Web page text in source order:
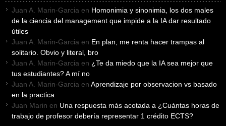
Juan A. Marin-Garcia en Homonimia y sinonimia, los dos males
de la ciencia del management que impide a la IA dar resultado
útiles
Juan A. Marin-Garcia en En plan, me renta hacer trampas al
solitario. Obvio y literal, bro
Juan A. Marin-Garcia en ¿Te da miedo que la IA sea mejor que
tus estudiantes? A mí no
Juan A. Marin-Garcia en Aprendizaje por observacion vs basado
en la practica
Juan Marin en Una respuesta más acotada a ¿Cuántas horas de
trabajo de profesor debería representar 1 crédito ECTS?